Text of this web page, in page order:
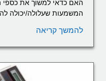
האם כדאי למשוך את כספי
המשמעות שעלולה/יכולה
להמשך קריאה